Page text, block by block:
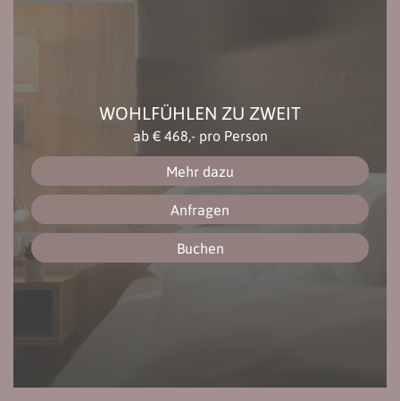
WOHLFÜHLEN ZU ZWEIT
ab € 468,- pro Person
Mehr dazu
Anfragen
Buchen